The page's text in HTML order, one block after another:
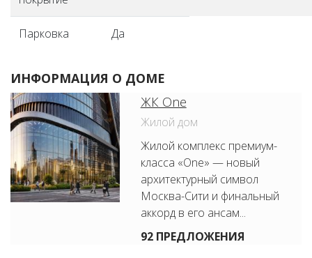
Парковка Да
ИНФОРМАЦИЯ О ДОМЕ
ЖК One
Жилой дом
Жилой комплекс премиум-
класса «One» — новый
архитектурный символ
Москва-Сити и финальный
аккорд в его ансам...
92 ПРЕДЛОЖЕНИЯ